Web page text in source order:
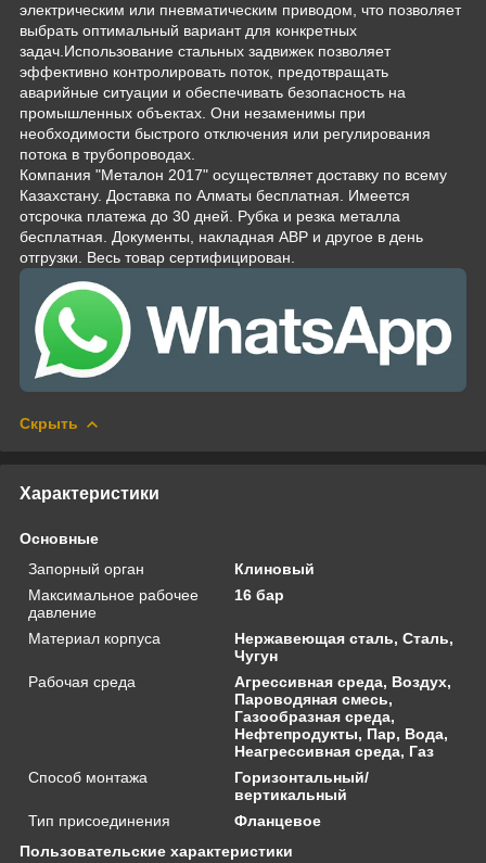
электрическим или пневматическим приводом, что позволяет
выбрать оптимальный вариант для конкретных
задач.Использование стальных задвижек позволяет
эффективно контролировать поток, предотвращать
аварийные ситуации и обеспечивать безопасность на
промышленных объектах. Они незаменимы при
необходимости быстрого отключения или регулирования
потока в трубопроводах.
Компания "Металон 2017" осуществляет доставку по всему
Казахстану. Доставка по Алматы бесплатная. Имеется
отсрочка платежа до 30 дней. Рубка и резка металла
бесплатная. Документы, накладная АВР и другое в день
отгрузки. Весь товар сертифицирован.
Скрыть
Характеристики
Основные
Запорный орган
Клиновый
Максимальное рабочее
давление
16 бар
Материал корпуса
Нержавеющая сталь, Сталь,
Чугун
Рабочая среда
Агрессивная среда, Воздух,
Пароводяная смесь,
Газообразная среда,
Нефтепродукты, Пар, Вода,
Неагрессивная среда, Газ
Способ монтажа
Горизонтальный/
вертикальный
Тип присоединения
Фланцевое
Пользовательские характеристики